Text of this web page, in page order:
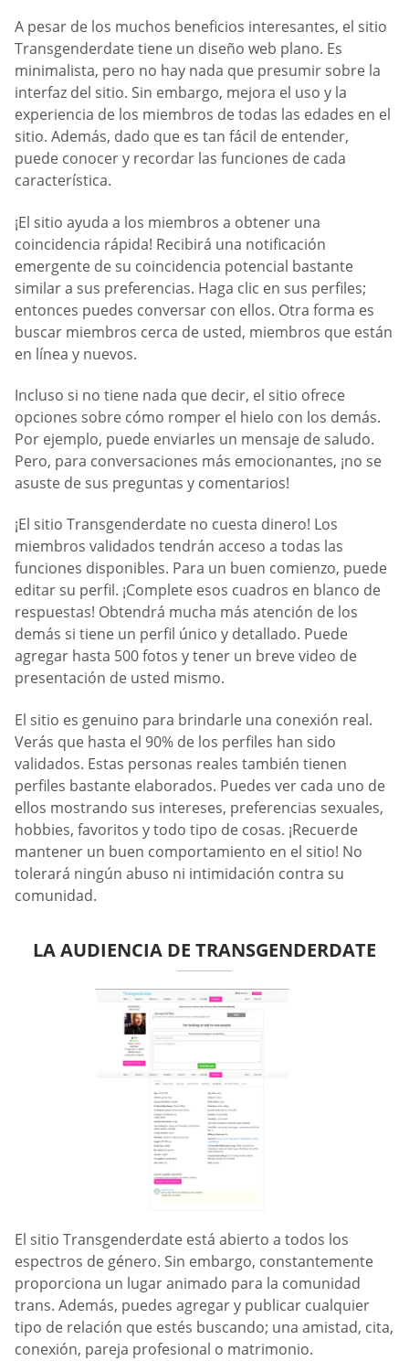
A pesar de los muchos beneficios interesantes, el sitio
Transgenderdate tiene un diseño web plano. Es
minimalista, pero no hay nada que presumir sobre la
interfaz del sitio. Sin embargo, mejora el uso y la
experiencia de los miembros de todas las edades en el
sitio. Además, dado que es tan fácil de entender,
puede conocer y recordar las funciones de cada
característica.
¡El sitio ayuda a los miembros a obtener una
coincidencia rápida! Recibirá una notificación
emergente de su coincidencia potencial bastante
similar a sus preferencias. Haga clic en sus perfiles;
entonces puedes conversar con ellos. Otra forma es
buscar miembros cerca de usted, miembros que están
en línea y nuevos.
Incluso si no tiene nada que decir, el sitio ofrece
opciones sobre cómo romper el hielo con los demás.
Por ejemplo, puede enviarles un mensaje de saludo.
Pero, para conversaciones más emocionantes, ¡no se
asuste de sus preguntas y comentarios!
¡El sitio Transgenderdate no cuesta dinero! Los
miembros validados tendrán acceso a todas las
funciones disponibles. Para un buen comienzo, puede
editar su perfil. ¡Complete esos cuadros en blanco de
respuestas! Obtendrá mucha más atención de los
demás si tiene un perfil único y detallado. Puede
agregar hasta 500 fotos y tener un breve video de
presentación de usted mismo.
El sitio es genuino para brindarle una conexión real.
Verás que hasta el 90% de los perfiles han sido
validados. Estas personas reales también tienen
perfiles bastante elaborados. Puedes ver cada uno de
ellos mostrando sus intereses, preferencias sexuales,
hobbies, favoritos y todo tipo de cosas. ¡Recuerde
mantener un buen comportamiento en el sitio! No
tolerará ningún abuso ni intimidación contra su
comunidad.
LA AUDIENCIA DE TRANSGENDERDATE
El sitio Transgenderdate está abierto a todos los
espectros de género. Sin embargo, constantemente
proporciona un lugar animado para la comunidad
trans. Además, puedes agregar y publicar cualquier
tipo de relación que estés buscando; una amistad, cita,
conexión, pareja profesional o matrimonio.